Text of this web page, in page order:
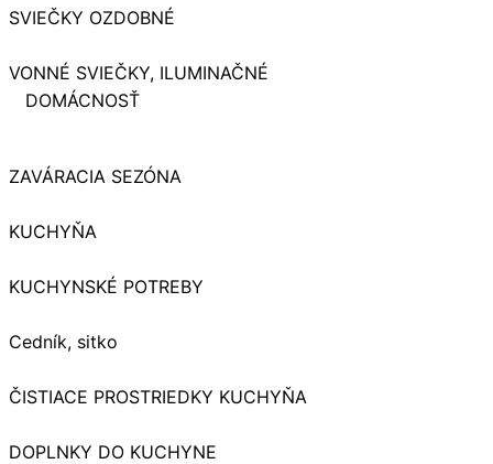
SVIEČKY OZDOBNÉ
VONNÉ SVIEČKY, ILUMINAČNÉ
DOMÁCNOSŤ
ZAVÁRACIA SEZÓNA
KUCHYŇA
KUCHYNSKÉ POTREBY
Cedník, sitko
ČISTIACE PROSTRIEDKY KUCHYŇA
DOPLNKY DO KUCHYNE